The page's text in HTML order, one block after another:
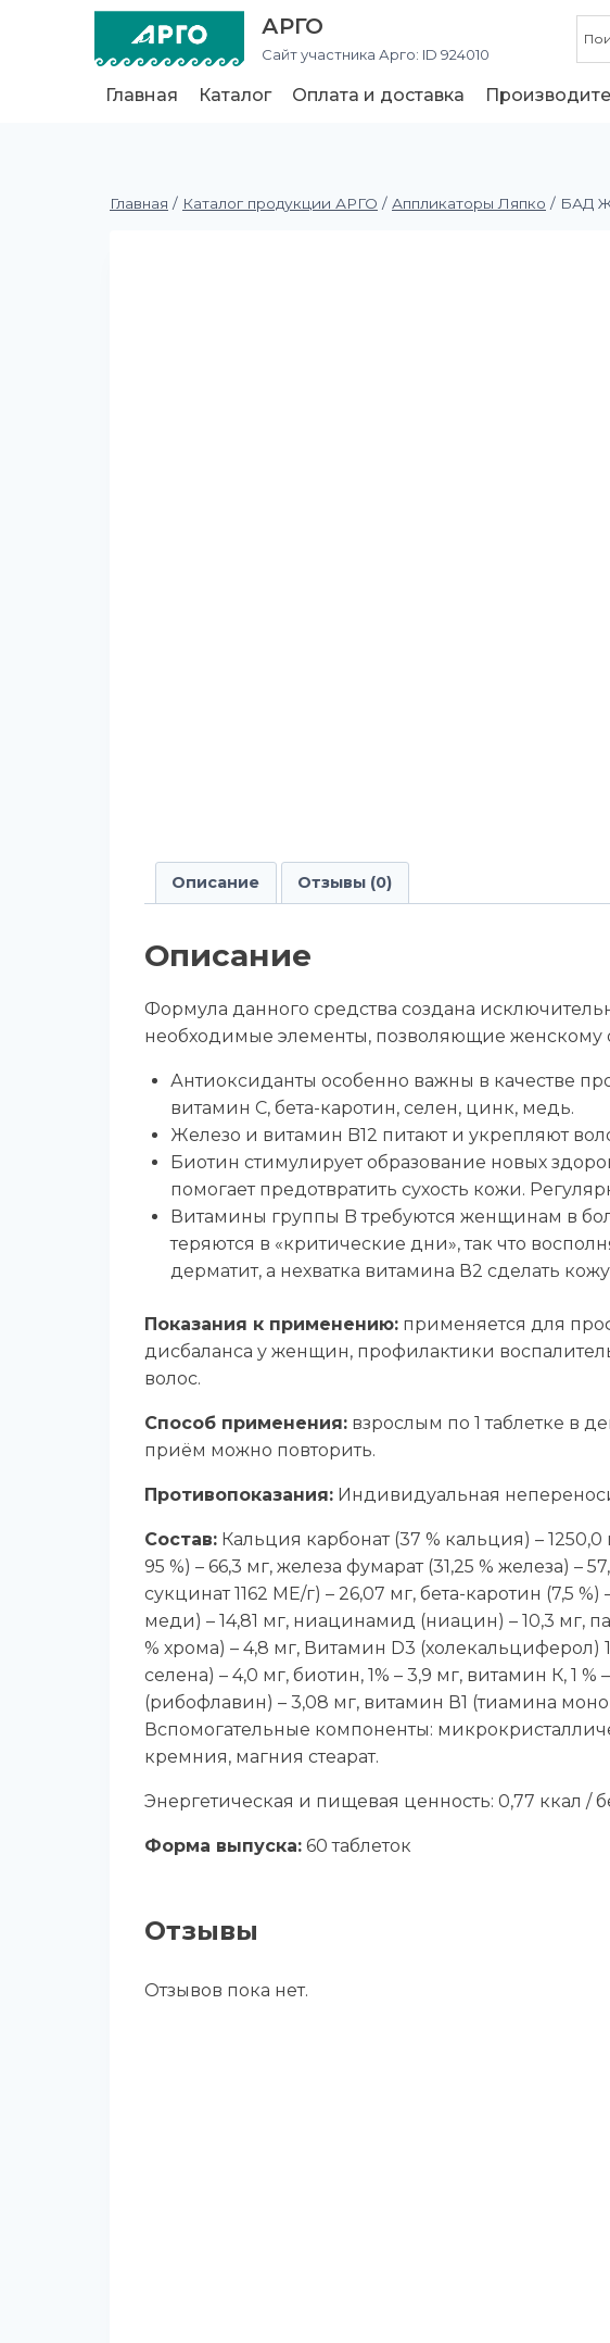
АРГО
Сайт участника Арго: ID 924010
Главная Каталог Оплата и доставка
Главная / Каталог продукции АРГО / Аппликаторы Ляпко / БАД
Описание Отзывы (0)
Описание
Формула данного средства создана
необходимые элементы, позволяющие женскому
Антиоксиданты особенно важны в качестве
витамин C, бета-каротин, селен, цинк, медь.
Железо и витамин B12 питают и укрепляют
Биотин стимулирует образование новых
помогает предотвратить сухость кожи.
Витамины группы B требуются женщинам в
теряются в «критические дни», так что
дерматит, а нехватка витамина В2 сделать
Показания к применению: применяется для
дисбаланса у женщин, профилактики
волос.
Способ применения: взрослым по 1 таблетке в
приём можно повторить.
Противопоказания: Индивидуальная
Состав: Кальция карбонат (37 % кальция) –
95 %) – 66,3 мг, железа фумарат (31,25 % железа)
сукцинат 1162 МЕ/г) – 26,07 мг, бета-каротин (7,5
меди) – 14,81 мг, ниацинамид (ниацин) – 10,3 мг,
% хрома) – 4,8 мг, Витамин D3 (холекальциферол)
селена) – 4,0 мг, биотин, 1% – 3,9 мг, витамин К, 1
(рибофлавин) – 3,08 мг, витамин В1 (тиамина
Вспомогательные компоненты:
кремния, магния стеарат.
Энергетическая и пищевая ценность: 0,77 ккал /
Форма выпуска: 60 таблеток
Отзывы
Отзывов пока нет.